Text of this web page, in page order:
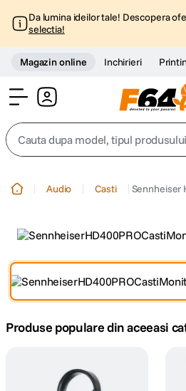
Da lumina ideilor tale! Descopera
selectia!
Magazin online Inchirieri
Cauta dupa model, tipul produsului,
3. trepied telefon
lavaliera
Audio Casti Sennheiser
Produse populare din aceeasi